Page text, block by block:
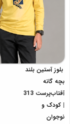
بلوز آستین بلند
بچه گانه
آفتاب‌پرست 313
| کودک و
نوجوان